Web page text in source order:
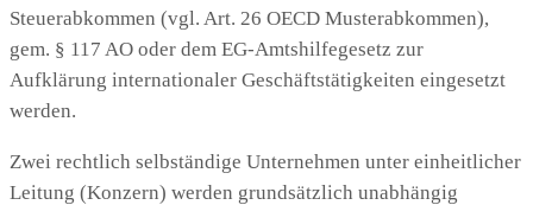
Steuerabkommen (vgl. Art. 26 OECD Musterabkommen),
gem. § 117 AO oder dem EG-Amtshilfegesetz zur
Aufklärung internationaler Geschäftstätigkeiten eingesetzt
werden.
Zwei rechtlich selbständige Unternehmen unter einheitlicher
Leitung (Konzern) werden grundsätzlich unabhängig